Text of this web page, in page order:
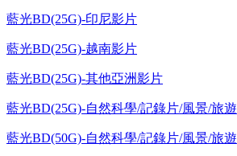
藍光BD(25G)-印尼影片
藍光BD(25G)-越南影片
藍光BD(25G)-其他亞洲影片
藍光BD(25G)-自然科學/記錄片/風景/旅遊
藍光BD(50G)-自然科學/記錄片/風景/旅遊